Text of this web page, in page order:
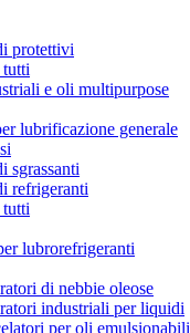
protettivi
e oli multipurpose
lubrificazione generale
sgrassanti
refrigeranti
lubrorefrigeranti
di nebbie oleose
industriali per liquidi
per oli emulsionabili